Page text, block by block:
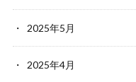
2025年5月
2025年4月